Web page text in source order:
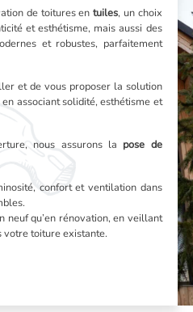
de toitures entuiles, un choix
et esthétisme, mais aussi des
et robustes, parfaitement
et de vous proposer la solution
associant solidité, esthétisme et
nous assurons la pose de
confort et ventilation dans
neuf qu’en rénovation, en veillant
votre toiture existante.